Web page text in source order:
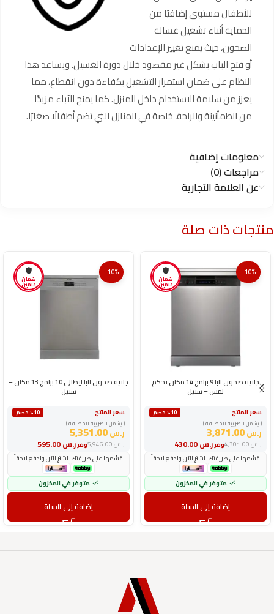
للأطفال مستوى إضافيًا من
الحماية أثناء تشغيل غسالة
الصحون، حيث يمنع تغيير الإعدادات
أو فتح الباب بشكل غير مقصود خلال دورة الغسيل. ويساعد هذا
النظام على ضمان استمرار التشغيل بكفاءة دون انقطاع، مما
يعزز من سلامة الاستخدام داخل المنزل. كما يمنح الآباء مزيدًا
من الطمأنينة والراحة، خاصة في المنازل التي تضم أطفالًا صغارًا.
معلومات إضافية
مراجعات (0)
عن العلامة التجارية
منتجات ذات صلة
ضمان
عامين
-10%
جلاية صحون البا 9 برامج 14 مكان تحكم
لمس – ستيل
سعر المنتج
٪10 خصم
( يشمل الضريبة المضافة )
ر.س3,871.00
وفرر.س ر.س4,301.00
قسّمها على طريقتك. اشترِ الآن وادفع لاحقاً
متوفر في المخزون
إضافة إلى السلة
ضمان
عامين
-10%
جلاية صحون البا ايطالي 10 برامج 13 مكان –
ستيل
سعر المنتج
٪10 خصم
( يشمل الضريبة المضافة )
ر.س5,351.00
وفرر.س ر.س5,946.00
قسّمها على طريقتك. اشترِ الآن وادفع لاحقاً
متوفر في المخزون
إضافة إلى السلة